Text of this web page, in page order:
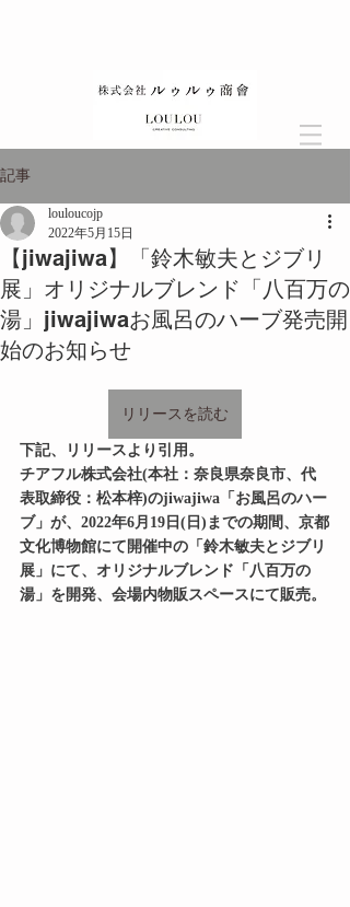
記事
【jiwajiwa】「鈴⽊敏夫とジブリ
展」オリジナルブレンド「⼋百万の
湯」jiwajiwaお⾵呂のハーブ発売開
始のお知らせ
louloucojp
2022年5月15日
リリースを読む
下記、リリースより引用。
チアフル株式会社(本社：奈良県奈良市、代
表取締役：松本梓)のjiwajiwa「お風呂のハー
ブ」が、2022年6月19日(日)までの期間、京都
文化博物館にて開催中の「鈴木敏夫とジブリ
展」にて、オリジナルブレンド「八百万の
湯」を開発、会場内物販スペースにて販売。